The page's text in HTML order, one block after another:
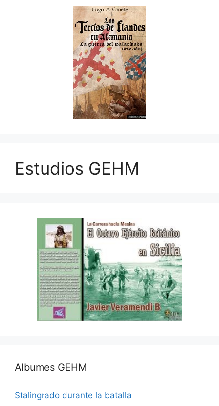
Estudios GEHM
Albumes GEHM
Stalingrado durante la batalla